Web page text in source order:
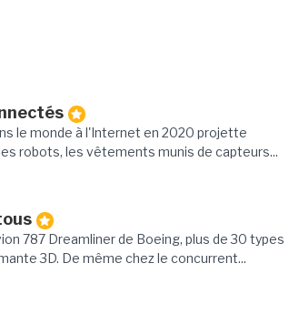
le monde à l'Internet en 2020 projette
robots, les vêtements munis de capteurs...
787 Dreamliner de Boeing, plus de 30 types
3D. De même chez le concurrent...